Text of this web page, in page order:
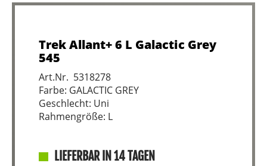
Trek Allant+ 6 L Galactic Grey
545
Art.Nr. 5318278
Farbe: GALACTIC GREY
Geschlecht: Uni
Rahmengröße: L
LIEFERBAR IN 14 TAGEN